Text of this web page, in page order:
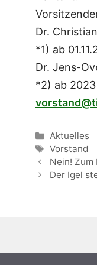
Dr.
*1) ab
Dr. Jens-
*2) ab
Kategorien
Aktuelles
Vorstand
Nein! Zum
Der Igel